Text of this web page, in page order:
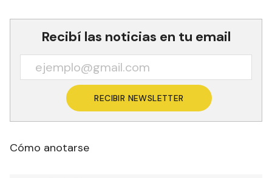
Recibí las noticias en tu email
RECIBIR NEWSLETTER
Cómo anotarse